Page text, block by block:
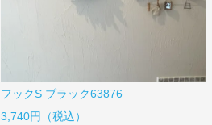
フックS ブラック63876
3,740円（税込）